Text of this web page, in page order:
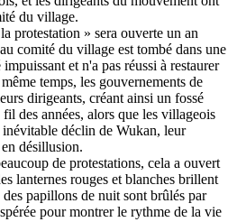
du village.
protestation » sera ouverte un an
comité du village est tombé dans une
et n'a pas réussi à restaurer
temps, les gouvernements de
dirigeants, créant ainsi un fossé
des années, alors que les villageois
inévitable déclin de Wukan, leur
désillusion.
de protestations, cela a ouvert
lanternes rouges et blanches brillent
papillons de nuit sont brûlés par
pour montrer le rythme de la vie